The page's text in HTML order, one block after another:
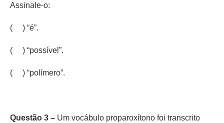
Assinale-o:
( ) “é”.
( ) “possível”.
( ) “polímero”.
Questão 3 – Um vocábulo proparoxítono foi transcrito